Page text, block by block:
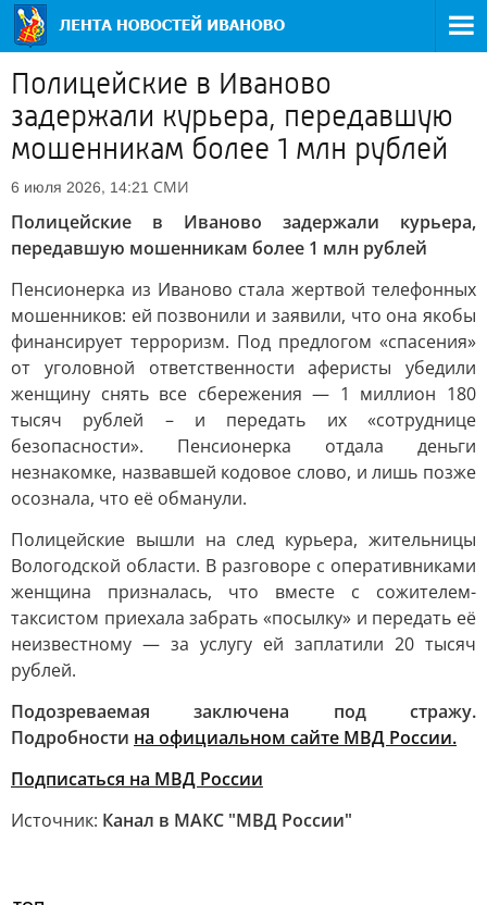
Полицейские в Иваново
задержали курьера, передавшую
мошенникам более 1 млн рублей
6 июля 2026, 14:21 СМИ
Полицейские в Иваново задержали курьера,
передавшую мошенникам более 1 млн рублей
Пенсионерка из Иваново стала жертвой телефонных
мошенников: ей позвонили и заявили, что она якобы
финансирует терроризм. Под предлогом «спасения»
от уголовной ответственности аферисты убедили
женщину снять все сбережения — 1 миллион 180
тысяч рублей – и передать их «сотруднице
безопасности». Пенсионерка отдала деньги
незнакомке, назвавшей кодовое слово, и лишь позже
осознала, что её обманули.
Полицейские вышли на след курьера, жительницы
Вологодской области. В разговоре с оперативниками
женщина призналась, что вместе с сожителем-
таксистом приехала забрать «посылку» и передать её
неизвестному — за услугу ей заплатили 20 тысяч
рублей.
Подозреваемая заключена под стражу.
Подробности на официальном сайте МВД России.
Подписаться на МВД России
Источник: Канал в МАКС "МВД России"